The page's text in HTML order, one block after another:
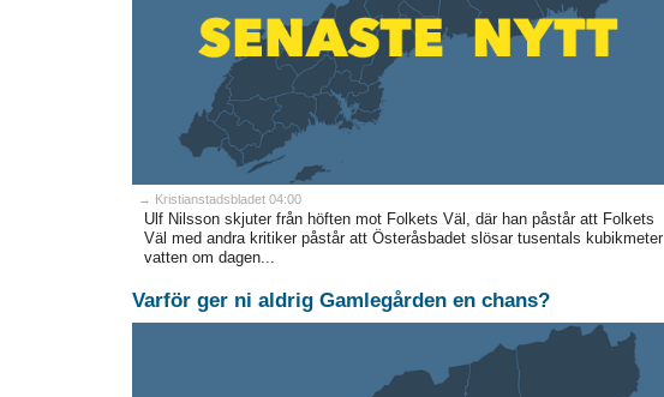
→ Kristianstadsbladet 04:00
Ulf Nilsson skjuter från höften mot Folkets Väl, där han påstår att Folkets
Väl med andra kritiker påstår att Österåsbadet slösar tusentals kubikmeter
vatten om dagen...
Varför ger ni aldrig Gamlegården en chans?